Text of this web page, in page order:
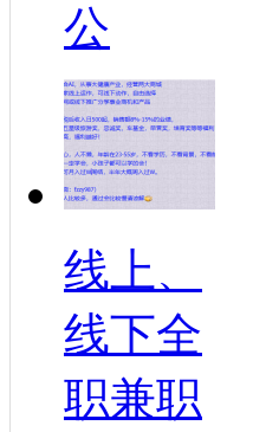
公
线上、
线下全
职兼职